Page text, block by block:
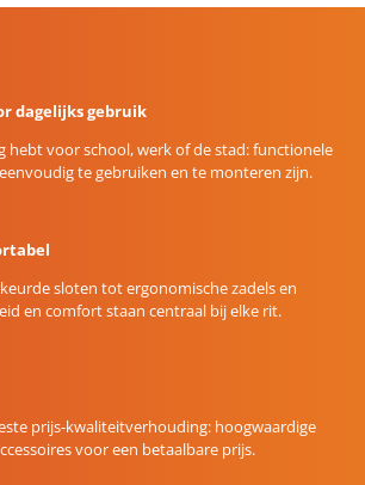
dagelijks gebruik
hebt voor school, werk of de stad: functionele
te gebruiken en te monteren zijn.
sloten tot ergonomische zadels en
en comfort staan centraal bij elke rit.
prijs-kwaliteitverhouding: hoogwaardige
voor een betaalbare prijs.